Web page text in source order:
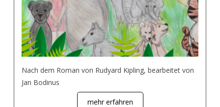
Nach dem Roman von Rudyard Kipling, bearbeitet von
Jan Bodinus
mehr erfahren